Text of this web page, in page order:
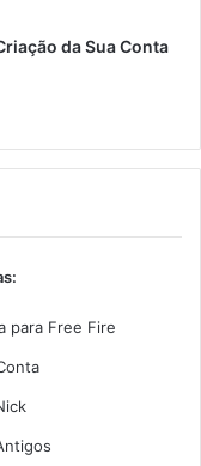
da Sua Conta
para Free Fire